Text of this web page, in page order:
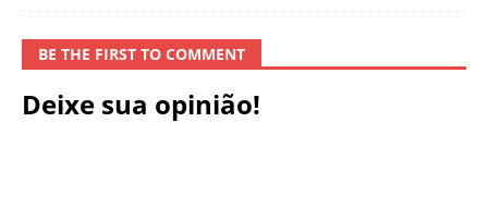
BE THE FIRST TO COMMENT
Deixe sua opinião!